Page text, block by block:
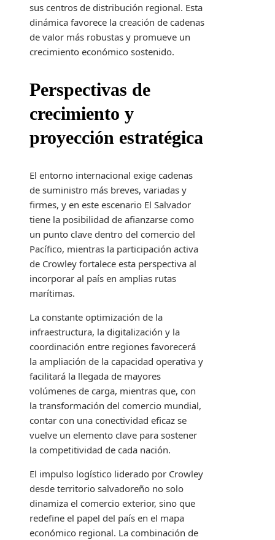
sus centros de distribución regional. Esta
dinámica favorece la creación de cadenas
de valor más robustas y promueve un
crecimiento económico sostenido.
Perspectivas de
crecimiento y
proyección estratégica
El entorno internacional exige cadenas
de suministro más breves, variadas y
firmes, y en este escenario El Salvador
tiene la posibilidad de afianzarse como
un punto clave dentro del comercio del
Pacífico, mientras la participación activa
de Crowley fortalece esta perspectiva al
incorporar al país en amplias rutas
marítimas.
La constante optimización de la
infraestructura, la digitalización y la
coordinación entre regiones favorecerá
la ampliación de la capacidad operativa y
facilitará la llegada de mayores
volúmenes de carga, mientras que, con
la transformación del comercio mundial,
contar con una conectividad eficaz se
vuelve un elemento clave para sostener
la competitividad de cada nación.
El impulso logístico liderado por Crowley
desde territorio salvadoreño no solo
dinamiza el comercio exterior, sino que
redefine el papel del país en el mapa
económico regional. La combinación de